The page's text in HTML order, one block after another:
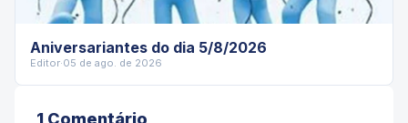
Aniversariantes do dia 5/8/2026
Editor·05 de ago. de 2026